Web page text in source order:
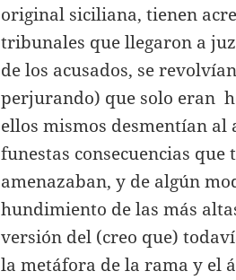
original siciliana, tienen
tribunales que llegaron a
de los acusados, se
perjurando) que solo eran
ellos mismos desmentían al
funestas consecuencias
amenazaban, y de algún
hundimiento de las más
versión del (creo que)
la metáfora de la rama y el